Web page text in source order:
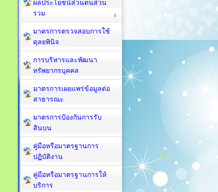
ผลประโยชน์ส่วนตนส่วน
รวม
มาตรการตรวจสอบการใช้
ดุลยพินิจ
การบริหารและพัฒนา
ทรัพยากรบุคคล
มาตรการเผยแพร่ข้อมูลต่อ
สาธารณะ
มาตรการป้องกันการรับ
สินบน
คู่มือหรือมาตรฐานการ
ปฏิบัติงาน
คู่มือหรือมาตรฐานการให้
บริการ